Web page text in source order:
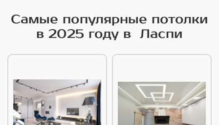
Самые популярные потолки
в 2025 году в Ласпи